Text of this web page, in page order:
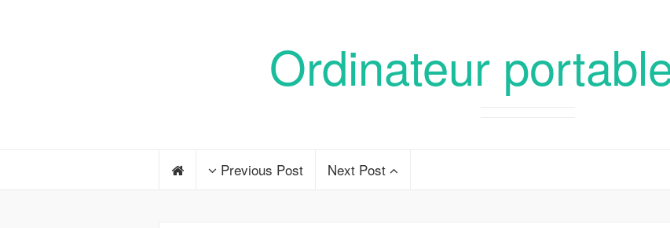
Ordinateur
Previous Post Next Post